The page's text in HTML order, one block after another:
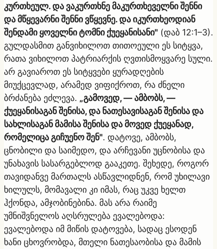
კურთხეულ. და ვაკურთხნე მაკურთხეველნი შენნი
და მწყევარნი შენნი ვწყევნე. და იკურთხეოდიან
შენდამი ყოველნი ტომნი ქუეყანისანი" (დაბ 12:1–3).
გულდასმით განვიხილოთ თითოეული ეს სიტყვა,
რათა ვიხილოთ პატრიარქის ღვთისმოყვარე სული.
არ გავიაროთ ეს სიტყვები ყურადღების
მიუქცევლად, არამედ ვიფიქროთ, რა ძნელი
ბრძანება ეძლევა. „გამოვედ, — ამბობს, —
ქუეყანისაგან შენისა, და ნათესავისაგან შენისა და
სახლისაგან მამისა შენისა და მოვედ ქუეყანად,
რომელიცა გიჩუენო შენ". დატოვე, ამბობს,
ცნობილი და საიმედო, და არჩევანი უცნობისა და
უნახავის სასარგებლოდ გააკეთე. შეხედე, როგორ
თავიდანვე მართალს ასწავლიდნენ, რომ უხილავი
ხილულს, მომავალი კი იმას, რაც უკვე ხელთ
ჰქონდა, ამჯობინებინა. მას არა რაიმე
უმნიშვნელოს აღსრულება ევალებოდა:
ევალებოდა იმ მიწის დატოვება, სადაც ესოდენ
ხანი ცხოვრობდა, მთელი ნათესაობისა და მამის